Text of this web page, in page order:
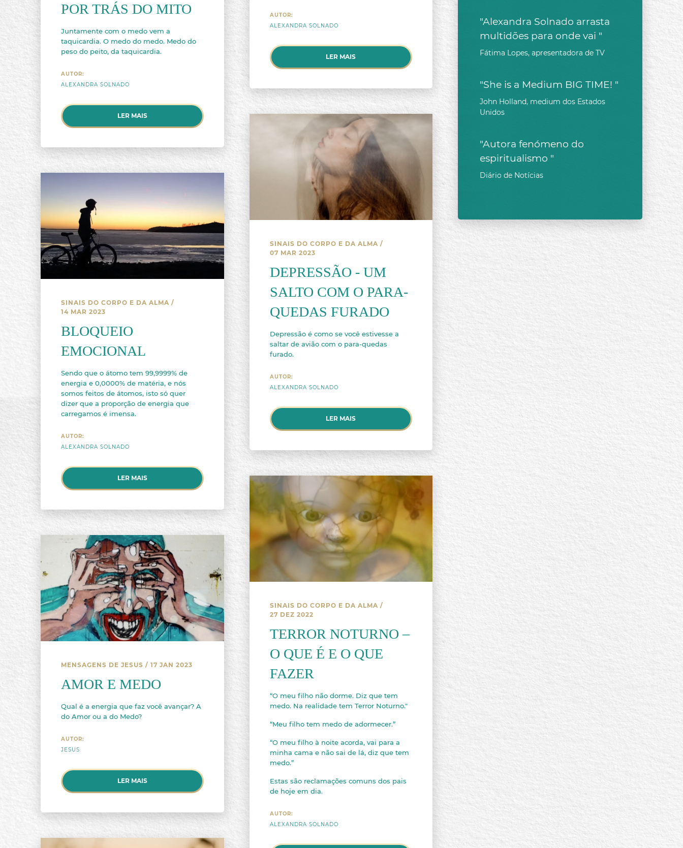
POR TRÁS DO MITO
Juntamente com o medo vem a
taquicardia. O medo do medo. Medo do
peso do peito, da taquicardia.
AUTOR:
ALEXANDRA SOLNADO
LER MAIS
AUTOR:
ALEXANDRA SOLNADO
LER MAIS
SINAIS DO CORPO E DA ALMA /
14 MAR 2023
BLOQUEIO
EMOCIONAL
Sendo que o átomo tem 99,9999% de
energia e 0,0000% de matéria, e nós
somos feitos de átomos, isto só quer
dizer que a proporção de energia que
carregamos é imensa.
AUTOR:
ALEXANDRA SOLNADO
LER MAIS
SINAIS DO CORPO E DA ALMA /
07 MAR 2023
DEPRESSÃO - UM
SALTO COM O PARA-
QUEDAS FURADO
Depressão é como se você estivesse a
saltar de avião com o para-quedas
furado.
AUTOR:
ALEXANDRA SOLNADO
LER MAIS
MENSAGENS DE JESUS / 17 JAN 2023
AMOR E MEDO
Qual é a energia que faz você avançar? A
do Amor ou a do Medo?
AUTOR:
JESUS
LER MAIS
SINAIS DO CORPO E DA ALMA /
27 DEZ 2022
TERROR NOTURNO –
O QUE É E O QUE
FAZER
“O meu filho não dorme. Diz que tem
medo. Na realidade tem Terror Noturno."
“Meu filho tem medo de adormecer.”
“O meu filho à noite acorda, vai para a
minha cama e não sai de lá, diz que tem
medo.”
Estas são reclamações comuns dos pais
de hoje em dia.
AUTOR:
ALEXANDRA SOLNADO
"Alexandra Solnado arrasta
multidões para onde vai "
Fátima Lopes, apresentadora de TV
"She is a Medium BIG TIME! "
John Holland, medium dos Estados
Unidos
"Autora fenómeno do
espiritualismo "
Diário de Notícias